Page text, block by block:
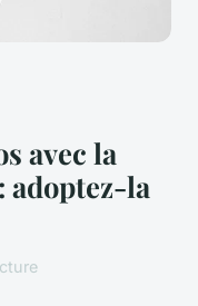
avec la
adoptez-la